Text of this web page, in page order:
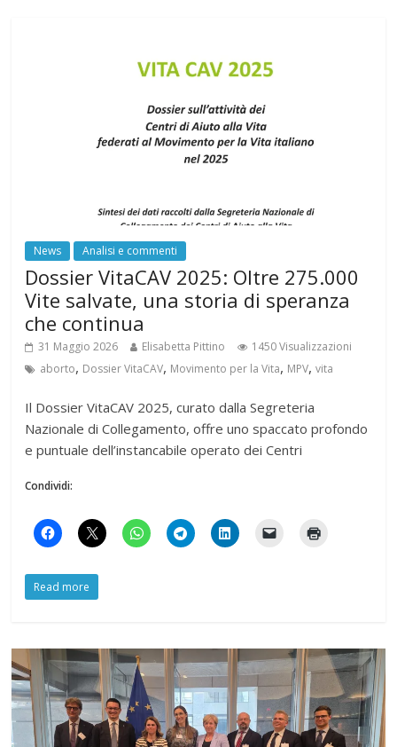
News Analisi e commenti
Dossier VitaCAV 2025: Oltre 275.000
Vite salvate, una storia di speranza
che continua
31 Maggio 2026 Elisabetta Pittino
1450 Visualizzazioni
aborto, Dossier VitaCAV, Movimento per la Vita, MPV,vita
Il Dossier VitaCAV 2025, curato dalla Segreteria
Nazionale di Collegamento, offre uno spaccato profondo
e puntuale dell’instancabile operato dei Centri
Condividi:
Read more